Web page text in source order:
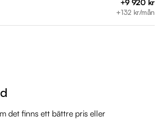
+9 920 kr
+132 kr/mån
det finns ett bättre pris eller